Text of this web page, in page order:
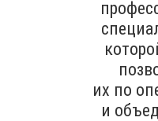
их по
и